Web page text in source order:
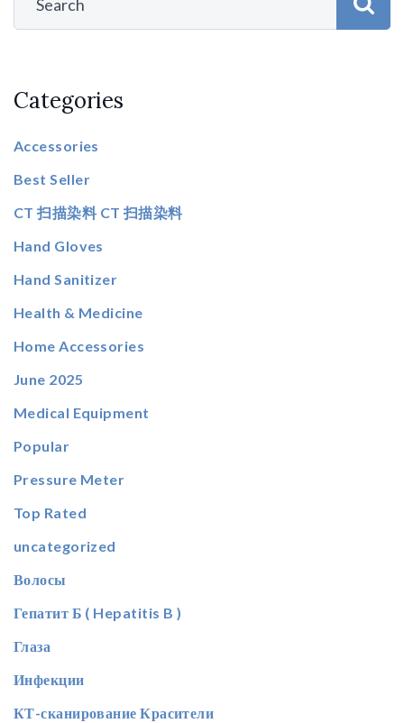
Categories
Accessories
Best Seller
CT 扫描染料 CT 扫描染料
Hand Gloves
Hand Sanitizer
Health & Medicine
Home Accessories
June 2025
Medical Equipment
Popular
Pressure Meter
Top Rated
uncategorized
Волосы
Гепатит Б ( Hepatitis B )
Глаза
Инфекции
КТ-сканирование Красители